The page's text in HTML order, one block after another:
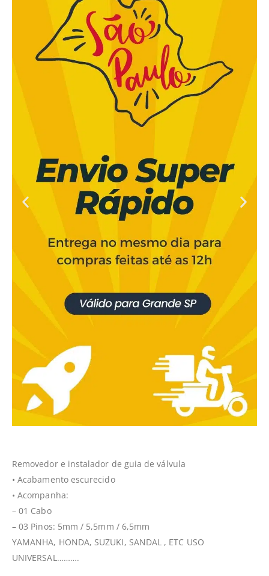
Removedor e instalador de guia de válvula
• Acabamento escurecido
• Acompanha:
– 01 Cabo
– 03 Pinos: 5mm / 5,5mm / 6,5mm
YAMANHA, HONDA, SUZUKI, SANDAL , ETC USO
UNIVERSAL……….